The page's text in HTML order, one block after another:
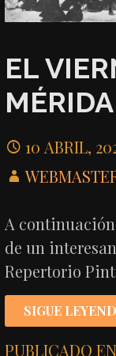
EL
10 ABRIL,
A
de un
Repertorio
SIGUE
PUBLICADO